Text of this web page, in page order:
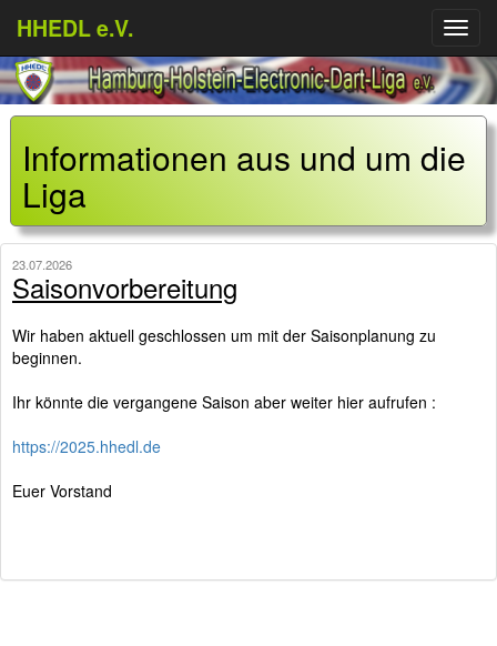
HHEDL e.V.
Menü
Informationen aus und um die
Liga
23.07.2026
Saisonvorbereitung
Wir haben aktuell geschlossen um mit der Saisonplanung zu
beginnen.
Ihr könnte die vergangene Saison aber weiter hier aufrufen :
https://2025.hhedl.de
Euer Vorstand